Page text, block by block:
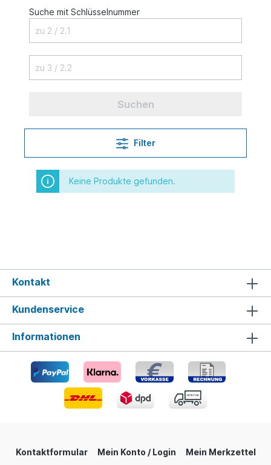
Suche mit Schlüsselnummer
Suchen
Filter
Keine Produkte gefunden.
Kontakt
Kundenservice
Informationen
Kontaktformular Mein Konto / Login Mein Merkzettel